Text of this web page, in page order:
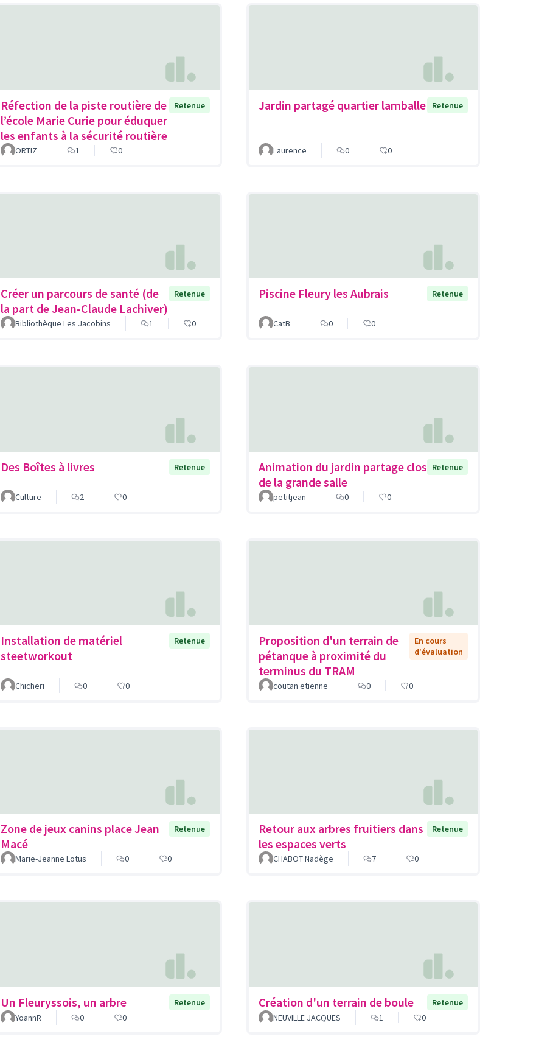
Réfection de la piste routière de
l’école Marie Curie pour éduquer
les enfants à la sécurité routière
Retenue
ORTIZ 1 0
Jardin partagé quartier lamballe Retenue
Laurence 0 0
Créer un parcours de santé (de
la part de Jean-Claude Lachiver)
Retenue
Bibliothèque Les Jacobins 1 0
Piscine Fleury les Aubrais Retenue
CatB 0 0
Des Boîtes à livres Retenue
Culture 2 0
Animation du jardin partage clos
de la grande salle
Retenue
petitjean 0 0
Installation de matériel
steetworkout
Retenue
Chicheri 0 0
Proposition d'un terrain de
pétanque à proximité du
terminus du TRAM
En cours
d'évaluation
coutan etienne 0 0
Zone de jeux canins place Jean
Macé
Retenue
Marie-Jeanne Lotus 0 0
Retour aux arbres fruitiers dans
les espaces verts
Retenue
CHABOT Nadège 7 0
Un Fleuryssois, un arbre
Retenue
YoannR
0 0
Création d'un terrain de boule
Retenue
NEUVILLE JACQUES
1 0